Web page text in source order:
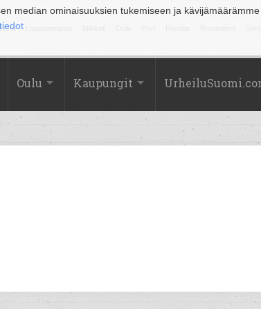
median ominaisuuksien tukemiseen ja
Lahti
Oulu Kaupungit